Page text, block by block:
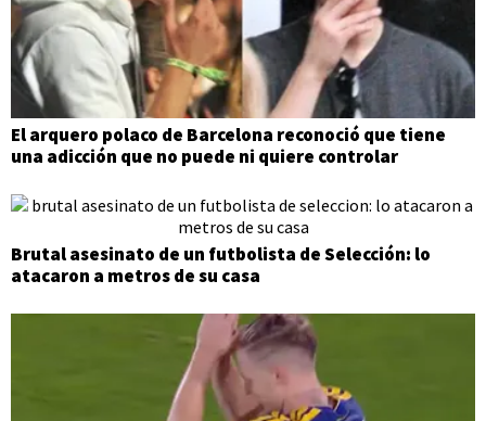
El arquero polaco de Barcelona reconoció que tiene
una adicción que no puede ni quiere controlar
Brutal asesinato de un futbolista de Selección: lo
atacaron a metros de su casa